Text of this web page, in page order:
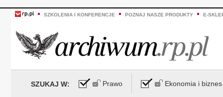
SZKOLENIA I KONFERENCJE POZNAJ NASZE PRODUKTY E-
SZUKAJ W: Prawo Ekonomia i biznes